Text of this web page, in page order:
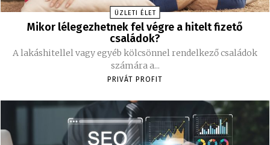
ÜZLETI ÉLET
Mikor lélegezhetnek fel végre a hitelt fizető
családok?
A lakáshitellel vagy egyéb kölcsönnel rendelkező családok
számára a...
PRIVÁT PROFIT